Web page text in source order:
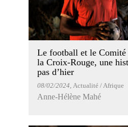
Le football et le
la Croix-Rouge, une
pas d’hier
08/02/2024 , Actualité / Afrique
Anne-Hélène Mahé